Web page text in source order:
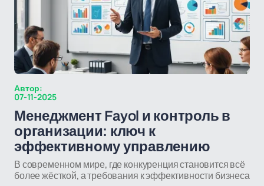
Автор:
07-11-2025
Менеджмент Fayol и контроль в
организации: ключ к
эффективному управлению
В современном мире, где конкуренция становится всё
более жёсткой, а требования к эффективности бизнеса